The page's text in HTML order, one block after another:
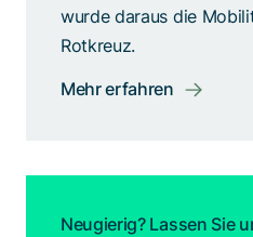
wurde daraus die
Rotkreuz.
Mehr erfahren
Neugierig? Lassen Sie